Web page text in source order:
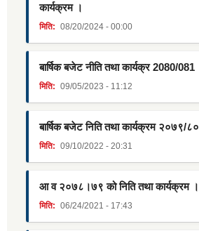
कार्यक्रम ।
मिति: 08/20/2024 - 00:00
बार्षिक बजेट नीति तथा कार्यक्र 2080/081
मिति: 09/05/2023 - 11:12
बार्षिक बजेट निति तथा कार्यक्रम २०७९/८०
मिति: 09/10/2022 - 20:31
आ व २०७८।७९ को निति तथा कार्यक्रम ।
मिति: 06/24/2021 - 17:43